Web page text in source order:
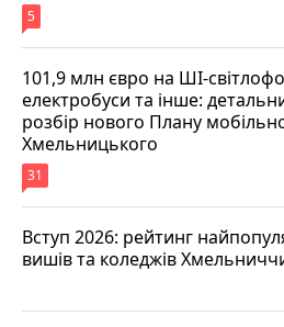
5
101,9 млн євро на ШІ-
електробуси та інше:
розбір нового Плану
Хмельницького
31
Вступ 2026: рейтинг
вишів та коледжів